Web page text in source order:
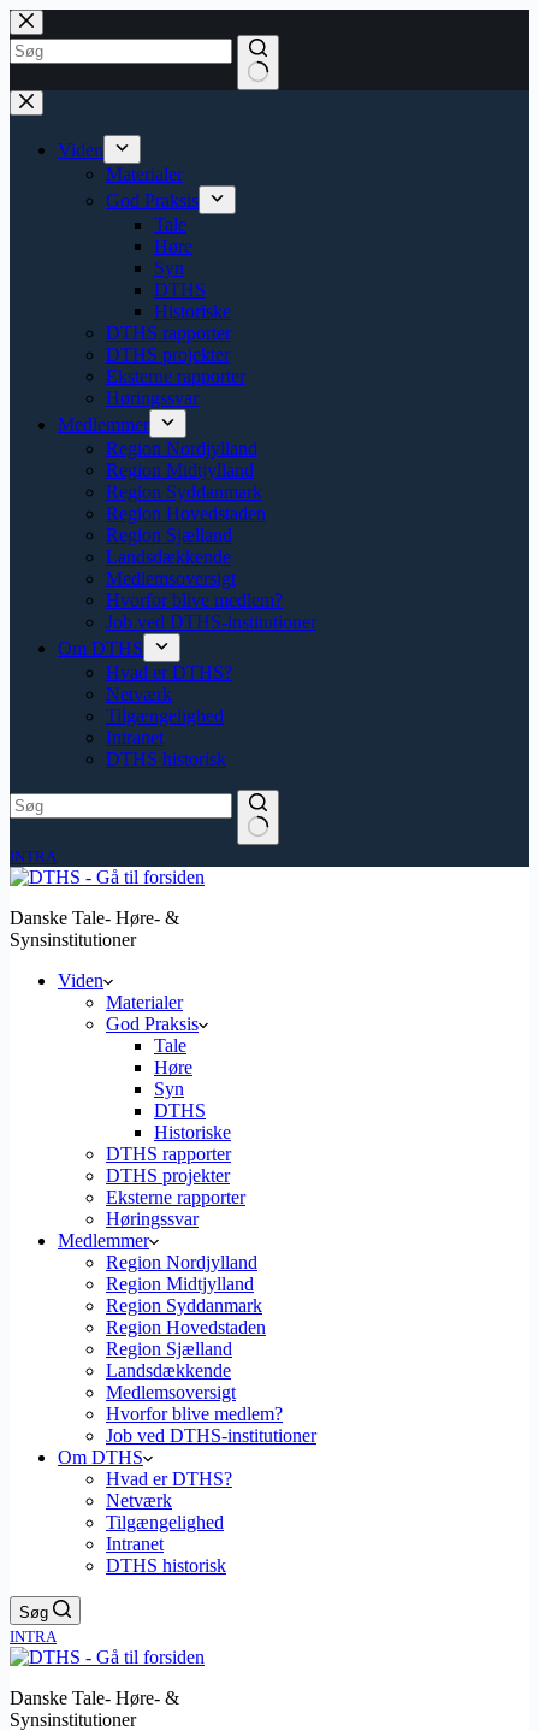
Spring
til
indhold
siden
Ingen
resultater
Viden
Materialer
God Praksis
Tale
Høre
Syn
DTHS
Historiske
DTHS rapporter
DTHS projekter
Eksterne rapporter
Høringssvar
Medlemmer
Region Nordjylland
Region Midtjylland
Region Syddanmark
Region Hovedstaden
Region Sjælland
Landsdækkende
Medlemsoversigt
Hvorfor blive medlem?
Job ved DTHS-institutioner
Om DTHS
Hvad er DTHS?
Netværk
Tilgængelighed
Intranet
DTHS historisk
INTRA
Danske Tale- Høre- &
Synsinstitutioner
Viden
Materialer
God Praksis
Tale
Høre
Syn
DTHS
Historiske
DTHS rapporter
DTHS projekter
Eksterne rapporter
Høringssvar
Medlemmer
Region Nordjylland
Region Midtjylland
Region Syddanmark
Region Hovedstaden
Region Sjælland
Landsdækkende
Medlemsoversigt
Hvorfor blive medlem?
Job ved DTHS-institutioner
Om DTHS
Hvad er DTHS?
Netværk
Tilgængelighed
Intranet
DTHS historisk
Søg
INTRA
Danske Tale- Høre- &
Synsinstitutioner